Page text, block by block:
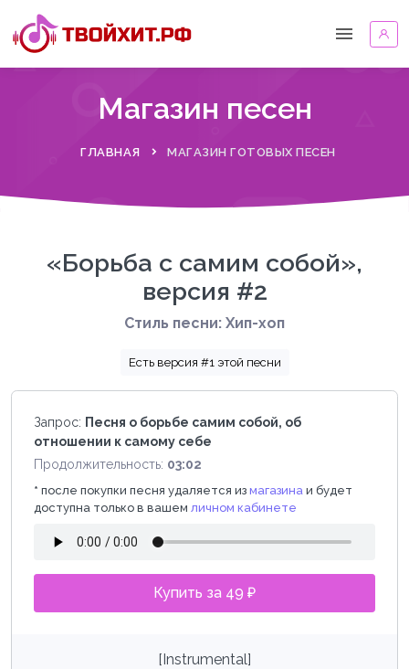
Магазин песен
ГЛАВНАЯ МАГАЗИН ГОТОВЫХ ПЕСЕН
«Борьба с самим собой»,
версия #2
Стиль песни: Хип-хоп
Есть версия #1 этой песни
Запрос: Песня о борьбе самим собой, об
отношении к самому себе
Продолжительность: 03:02
* после покупки песня удаляется из магазина и будет
доступна только в вашем личном кабинете
Купить за 49 ₽
[Instrumental]